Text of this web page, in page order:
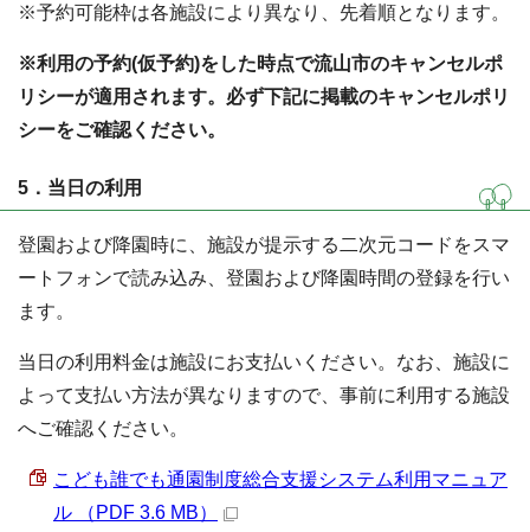
※予約可能枠は各施設により異なり、先着順となります。
※利用の予約(仮予約)をした時点で流山市のキャンセルポ
リシーが適用されます。必ず下記に掲載のキャンセルポリ
シーをご確認ください。
5．当日の利用
登園および降園時に、施設が提示する二次元コードをスマ
ートフォンで読み込み、登園および降園時間の登録を行い
ます。
当日の利用料金は施設にお支払いください。なお、施設に
よって支払い方法が異なりますので、事前に利用する施設
へご確認ください。
こども誰でも通園制度総合支援システム利用マニュア
ル （PDF 3.6 MB）